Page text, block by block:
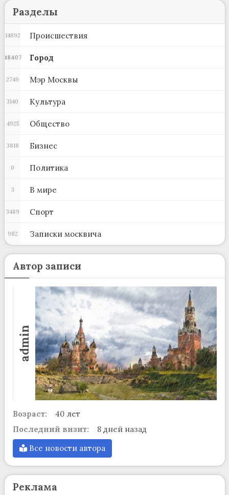
Разделы
Происшествия
14892
Город
48407
Мэр Москвы
2749
Культура
3140
Общество
4925
Бизнес
3818
Политика
0
В мире
3
Спорт
3489
Записки москвича
982
Автор записи
admin
Возраст:
40 лет
Последний визит:
8 дней назад
Все новости автора
Реклама